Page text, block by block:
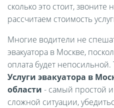
сколько это стоит,
рассчитаем стоимость
Многие водители не
эвакуатора в Москве,
оплата будет
Услуги эвакуатора в
области - самый простой
сложной ситуации,